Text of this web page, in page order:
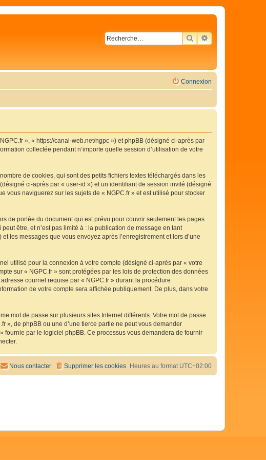
RECHERCHER
RECHERCHE
Connexion
», « https://canal-web.net/ngpc ») et phpBB (désigné ci-après par
collectée pendant n’importe quelle session d’utilisation de votre
de cookies, qui sont des petits fichiers textes téléchargés dans les
ci-après par « user-id ») et un identifiant de session invité (désigné
vous naviguerez sur les sujets de « NGPC.fr » et est utilisé pour stocker
de portée du document qui est prévu pour couvrir seulement les pages
être, et n’est pas limité à : la publication de message en tant
les messages que vous envoyez après l’enregistrement et lors d’une
utilisé pour la connexion à votre compte (désigné ci-après par « votre
sur « NGPC.fr » sont protégées par les lois de protection des données
courriel requise par « NGPC.fr » durant la procédure
de votre compte sera affichée publiquement. De plus, dans votre
mot de passe sur plusieurs sites Internet différents. Votre mot de passe
», de phpBB ou une d’une tierce partie ne peut vous demander
fournie par le logiciel phpBB. Ce processus vous demandera de fournir
Heures au format UTC+02:00
Supprimer les cookies
Nous contacter